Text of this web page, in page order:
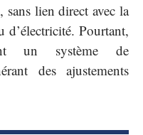
lien direct avec la
d’électricité. Pourtant,
un système de
des ajustements